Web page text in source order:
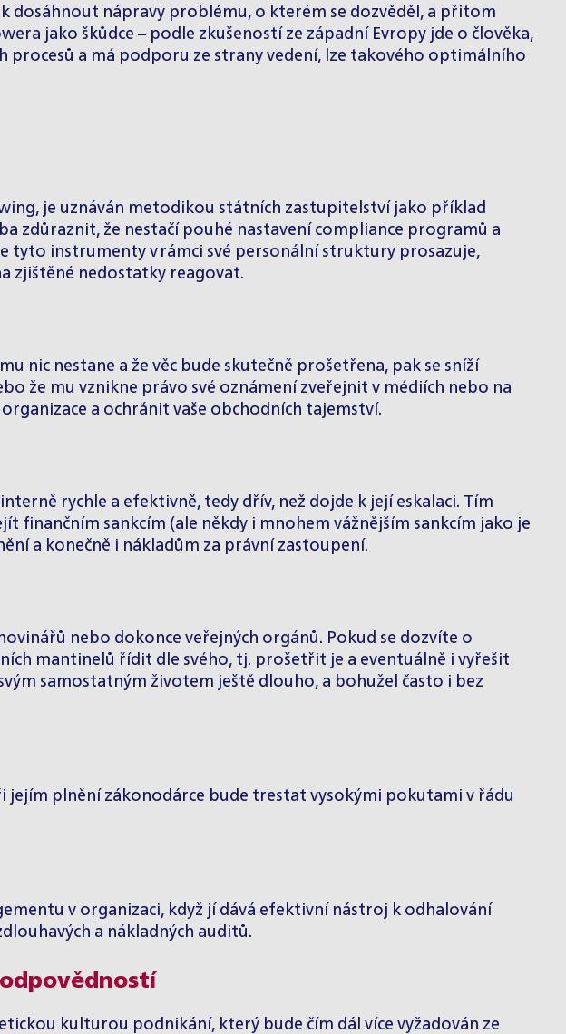
dosáhnout nápravy problému, o kterém se dozvěděl, a přitom
jako škůdce – podle zkušeností ze západní Evropy jde o člověka,
procesů a má podporu ze strany vedení, lze takového optimálního
je uznáván metodikou státních zastupitelství jako příklad
že nestačí pouhé nastavení compliance programů a
tyto instrumenty v rámci své personální struktury prosazuje,
zjištěné nedostatky reagovat.
nic nestane a že věc bude skutečně prošetřena, pak se sníží
že mu vznikne právo své oznámení zveřejnit v médiích nebo na
a ochránit vaše obchodních tajemství.
rychle a efektivně, tedy dřív, než dojde k její eskalaci. Tím
finančním sankcím (ale někdy i mnohem vážnějším sankcím jako je
a konečně i nákladům za právní zastoupení.
nebo dokonce veřejných orgánů. Pokud se dozvíte o
mantinelů řídit dle svého, tj. prošetřit je a eventuálně i vyřešit
samostatným životem ještě dlouho, a bohužel často i bez
plnění zákonodárce bude trestat vysokými pokutami v řádu
v organizaci, když jí dává efektivní nástroj k odhalování
a nákladných auditů.
kulturou podnikání, který bude čím dál více vyžadován ze